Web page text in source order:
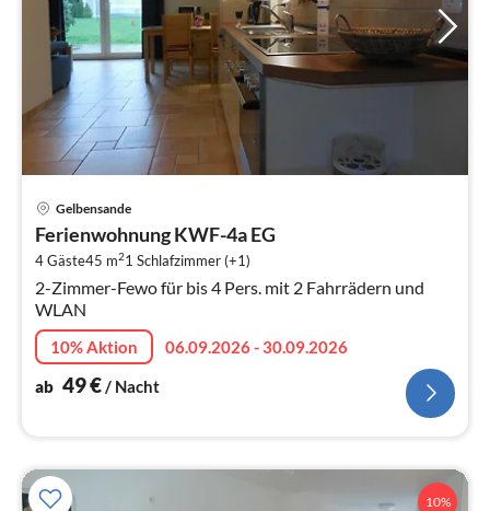
Gelbensande
Ferienwohnung KWF-4a EG
4 Gäste45 m21 Schlafzimmer (+1)
2-Zimmer-Fewo für bis 4 Pers. mit 2 Fahrrädern und
WLAN
10% Aktion
06.09.2026 - 30.09.2026
ab 49€/ Nacht
10%